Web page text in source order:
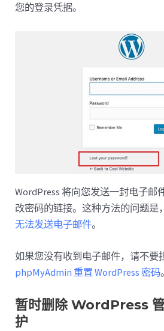
您的登录凭据。
WordPress 将向您发送一封电子邮
改密码的链接。这种方法的问题是
无法发送电子邮件。
如果您没有收到电子邮件，请不要
phpMyAdmin 重置 WordPress 密码。
暂时删除 WordPress
护